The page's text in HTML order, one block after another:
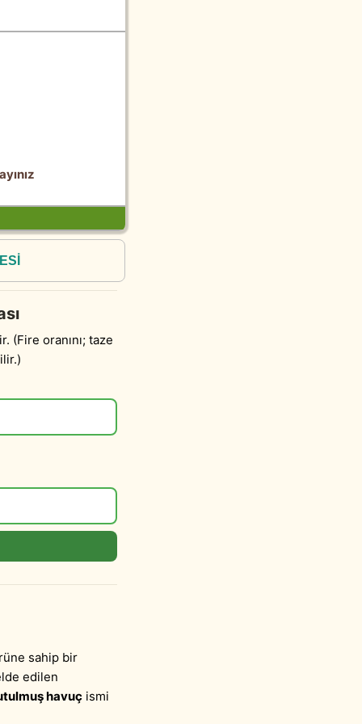
(Fire oranını; taze
sahip bir
edilen
havuçismi